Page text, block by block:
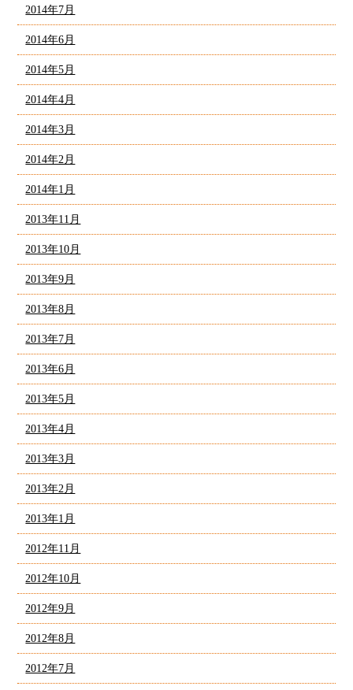
2014年7月
2014年6月
2014年5月
2014年4月
2014年3月
2014年2月
2014年1月
2013年11月
2013年10月
2013年9月
2013年8月
2013年7月
2013年6月
2013年5月
2013年4月
2013年3月
2013年2月
2013年1月
2012年11月
2012年10月
2012年9月
2012年8月
2012年7月